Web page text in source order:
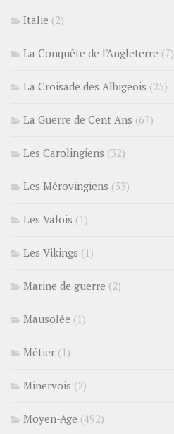
Italie (2)
La Conquête de l'Angleterre (7)
La Croisade des Albigeois (25)
La Guerre de Cent Ans (67)
Les Carolingiens (32)
Les Mérovingiens (33)
Les Valois (1)
Les Vikings (1)
Marine de guerre (2)
Mausolée (1)
Métier (1)
Minervois (2)
Moyen-Age (492)